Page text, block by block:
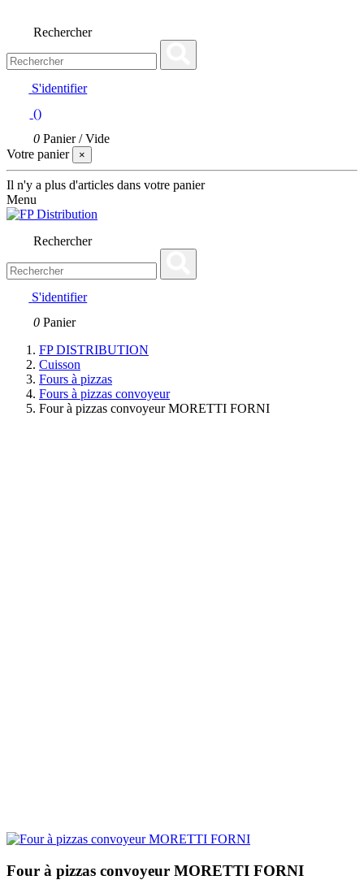
Rechercher
S'identifier
()
0 Panier /Vide
Votre panier
×
Il n'y a plus d'articles dans votre panier
Menu
Rechercher
S'identifier
0 Panier
FP DISTRIBUTION
Cuisson
Fours à pizzas
Fours à pizzas convoyeur
Four à pizzas convoyeur MORETTI FORNI
Four à pizzas convoyeur MORETTI FORNI